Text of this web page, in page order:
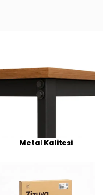
Metal Kalitesi